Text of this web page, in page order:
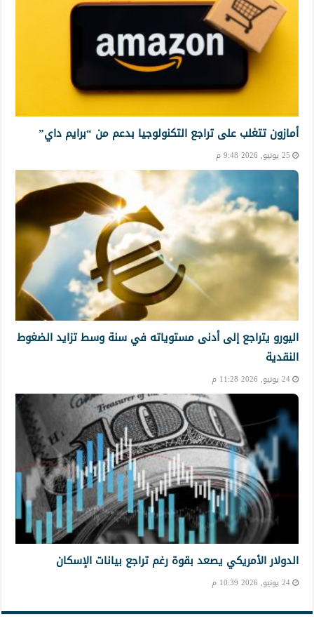
أمازون تتغلب على تراجع التكنولوجيا بدعم من “برايم داي”
25 يونيو, 2026 9:48 م
اليورو يتراجع إلى أدنى مستوياته في سنة وسط تزايد الضغوط
النقدية
24 يونيو, 2026 11:28 م
الدولار الأمريكي يصعد بقوة رغم تراجع بيانات الإسكان
24 يونيو, 2026 10:39 م